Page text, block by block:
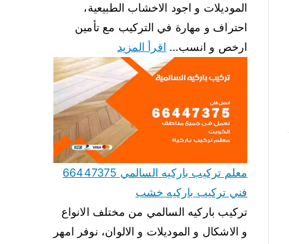
الموديلات و اجود الاخشاب الطبيعية،
احتراف و مهارة في التركيب مع تأمين
ارخص و انسب… اقرأ المزيد
معلم تركيب باركيه السالمي 66447375
فني تركيب باركيه خشب
تركيب باركيه السالمي من مختلف الانواع
و الاشكال و الموديلات و الالوان، نوفر امهر